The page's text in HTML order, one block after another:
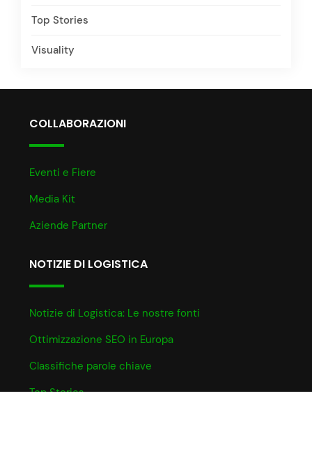
Top Stories
Visuality
COLLABORAZIONI
Eventi e Fiere
Media Kit
Aziende Partner
NOTIZIE DI LOGISTICA
Notizie di Logistica: Le nostre fonti
Ottimizzazione SEO in Europa
Classifiche parole chiave
Top Stories